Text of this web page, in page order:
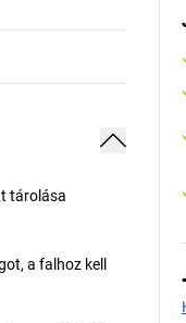
tárolása
a falhoz kell